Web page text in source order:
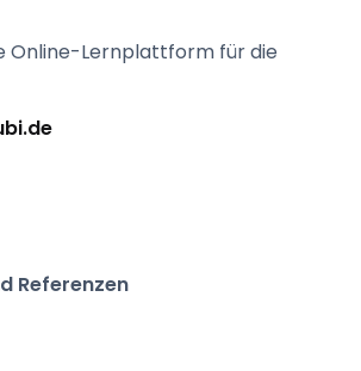
Online-Lernplattform für die
Referenzen